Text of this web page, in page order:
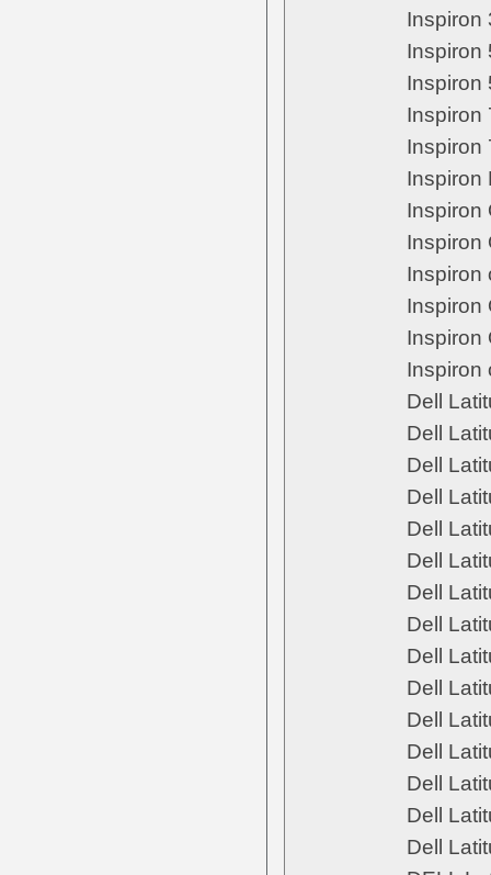
Inspiron
Inspiron
Inspiron
Inspiron
Inspiron
Inspiron
Inspiron
Inspiron
Inspiron
Inspiron
Inspiron
Inspiron
Dell
Dell
Dell
Dell
Dell
Dell
Dell
Dell
Dell
Dell
Dell
Dell
Dell
Dell
Dell